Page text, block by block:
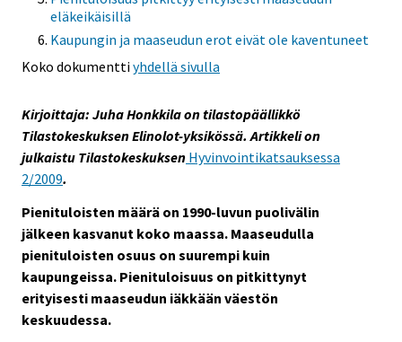
eläkeikäisillä
Kaupungin ja maaseudun erot eivät ole kaventuneet
Koko dokumenttiyhdellä sivulla
Kirjoittaja: Juha Honkkila on tilastopäällikkö
Tilastokeskuksen Elinolot-yksikössä. Artikkeli on
julkaistu Tilastokeskuksen Hyvinvointikatsauksessa
2/2009.
Pienituloisten määrä on 1990-luvun puolivälin
jälkeen kasvanut koko maassa. Maaseudulla
pienituloisten osuus on suurempi kuin
kaupungeissa. Pienituloisuus on pitkittynyt
erityisesti maaseudun iäkkään väestön
keskuudessa.